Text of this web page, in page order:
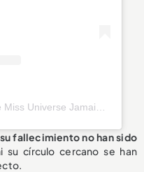
su fallecimientono han sido
su círculo cercano se han